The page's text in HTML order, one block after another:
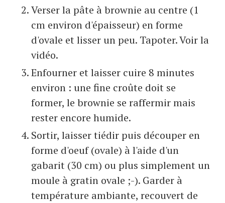
Verser la pâte à brownie au centre (1
cm environ d'épaisseur) en forme
d'ovale et lisser un peu. Tapoter. Voir la
vidéo.
Enfourner et laisser cuire 8 minutes
environ : une fine croûte doit se
former, le brownie se raffermir mais
rester encore humide.
Sortir, laisser tiédir puis découper en
forme d'oeuf (ovale) à l'aide d'un
gabarit (30 cm) ou plus simplement un
moule à gratin ovale ;-). Garder à
température ambiante, recouvert de